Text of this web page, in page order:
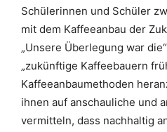
Schülerinnen und Schüler
mit dem Kaffeeanbau der
„Unsere Überlegung war
„zukünftige Kaffeebauern
Kaffeeanbaumethoden
ihnen auf anschauliche und
vermitteln, dass nachhaltig